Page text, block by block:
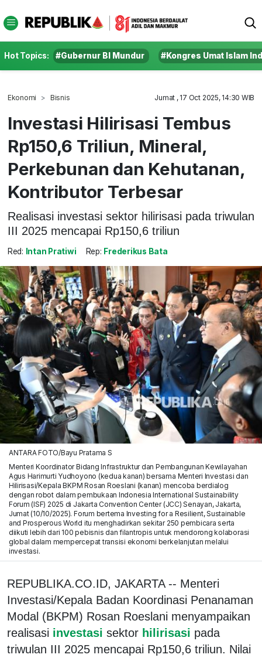
Hot Topics: #Gubernur BI Mundur #Kongres Umat Islam
Ekonomi Bisnis Jumat , 17 Oct 2025, 14:30 WIB
Investasi Hilirisasi Tembus
Rp150,6 Triliun, Mineral,
Perkebunan dan Kehutanan,
Kontributor Terbesar
Realisasi investasi sektor hilirisasi pada triwulan
III 2025 mencapai Rp150,6 triliun
Red: Intan Pratiwi Rep: Frederikus Bata
ANTARA FOTO/Bayu Pratama S
Menteri Koordinator Bidang Infrastruktur dan Pembangunan Kewilayahan
Agus Harimurti Yudhoyono (kedua kanan) bersama Menteri Investasi dan
Hilirisasi/Kepala BKPM Rosan Roeslani (kanan) mencoba berdialog
dengan robot dalam pembukaan Indonesia International Sustainability
Forum (ISF) 2025 di Jakarta Convention Center (JCC) Senayan, Jakarta,
Jumat (10/10/2025). Forum bertema Investing for a Resilient, Sustainable
and Prosperous World itu menghadirkan sekitar 250 pembicara serta
diikuti lebih dari 100 pebisnis dan filantropis untuk mendorong kolaborasi
global dalam mempercepat transisi ekonomi berkelanjutan melalui
investasi.
REPUBLIKA.CO.ID, JAKARTA -- Menteri
Investasi/Kepala Badan Koordinasi Penanaman
Modal (BKPM) Rosan Roeslani menyampaikan
realisasi investasi sektor hilirisasi pada
triwulan III 2025 mencapai Rp150,6 triliun. Nilai